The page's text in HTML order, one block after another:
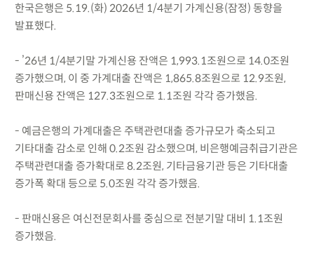
한국은행은 5.19.(화) 2026년 1/4분기 가계신용(잠정) 동향을
발표했다.
- ’26년 1/4분기말 가계신용 잔액은 1,993.1조원으로 14.0조원
증가했으며, 이 중 가계대출 잔액은 1,865.8조원으로 12.9조원,
판매신용 잔액은 127.3조원으로 1.1조원 각각 증가했음.
- 예금은행의 가계대출은 주택관련대출 증가규모가 축소되고
기타대출 감소로 인해 0.2조원 감소했으며, 비은행예금취급기관은
주택관련대출 증가확대로 8.2조원, 기타금융기관 등은 기타대출
증가폭 확대 등으로 5.0조원 각각 증가했음.
- 판매신용은 여신전문회사를 중심으로 전분기말 대비 1.1조원
증가했음.